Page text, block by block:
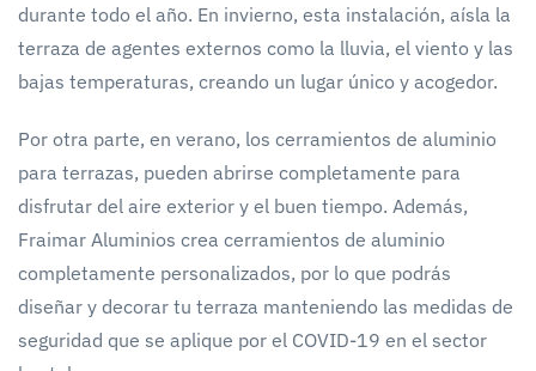
durante todo el año. En invierno, esta instalación, aísla la
terraza de agentes externos como la lluvia, el viento y las
bajas temperaturas, creando un lugar único y acogedor.
Por otra parte, en verano, los cerramientos de aluminio
para terrazas, pueden abrirse completamente para
disfrutar del aire exterior y el buen tiempo. Además,
Fraimar Aluminios crea cerramientos de aluminio
completamente personalizados, por lo que podrás
diseñar y decorar tu terraza manteniendo las medidas de
seguridad que se aplique por el COVID-19 en el sector